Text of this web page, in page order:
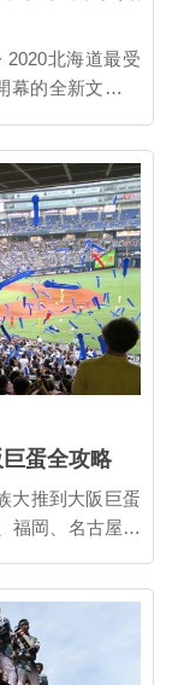
的全新文化設
級文化園區，花
能夠帶動地方經
JR白老站到園區
目前開幕時程已
為正式開
區的｢UPOPOY
登別溫泉｣隔壁
公尺，直接融
湖景，讓博物館
，擁有自己一
能夠永續，過去
50年，如今則首
巨蛋全攻略
大推到大阪巨蛋
歐力士野牛」，
會作為演唱會、
力士野牛」特別